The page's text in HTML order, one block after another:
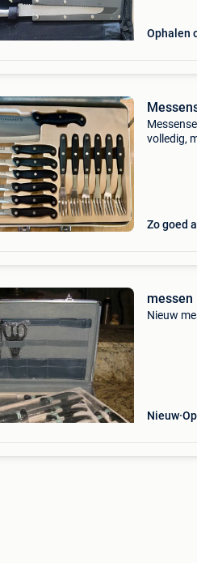
Ophalen
volledig,
Zo goed
Nieuw
Nieuw